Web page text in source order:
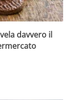
davvero il